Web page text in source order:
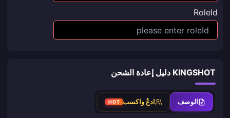
RoleId
KINGSHOT دليل إعادة الشحن
الوصف ادعُ واكسب HOT